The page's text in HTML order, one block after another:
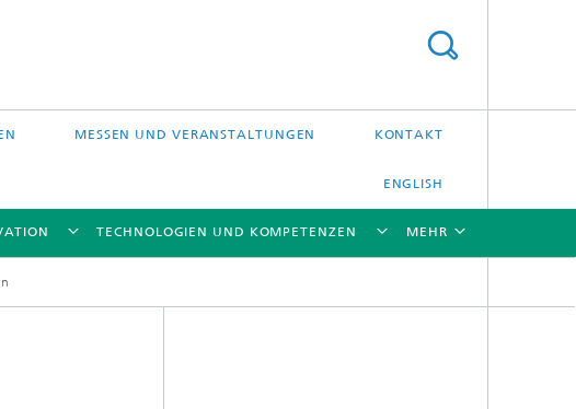
MESSEN UND VERANSTALTUNGEN KONTAKT
ENGLISH
TECHNOLOGIEN UND KOMPETENZEN MEHR